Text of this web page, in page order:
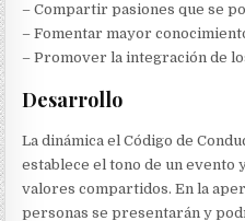
– Compartir pasiones que se
– Fomentar mayor
– Promover la integración de
Desarrollo
La dinámica el Código de
establece el tono de un evento
valores compartidos. En la
personas se presentarán y